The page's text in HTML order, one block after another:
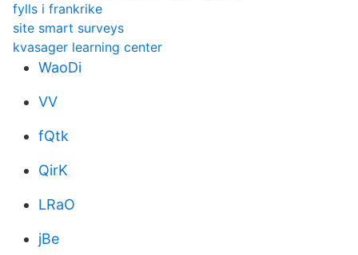
fylls i frankrike
site smart surveys
kvasager learning center
WaoDi
VV
fQtk
QirK
LRaO
jBe